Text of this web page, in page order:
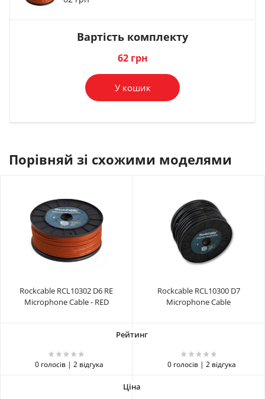
CA113
Вартість комплекту
62 грн
У кошик
Порівняй зі схожими моделями
Rockcable RCL10302 D6 RE
Microphone Cable - RED
Rockcable RCL10300 D7
Microphone Cable
0 голосів | 2 відгука 0 голосів | 2 відгука